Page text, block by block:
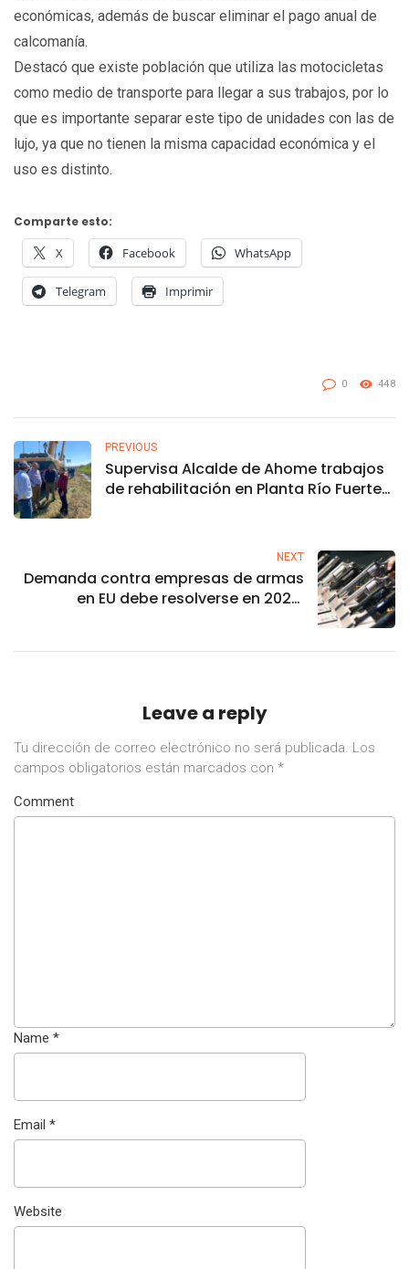
económicas, además de buscar eliminar el pago anual de
calcomanía.
Destacó que existe población que utiliza las motocicletas
como medio de transporte para llegar a sus trabajos, por lo
que es importante separar este tipo de unidades con las de
lujo, ya que no tienen la misma capacidad económica y el
uso es distinto.
Comparte esto:
X Facebook WhatsApp
Telegram Imprimir
0 448
PREVIOUS
Supervisa Alcalde de Ahome trabajos
de rehabilitación en Planta Río Fuerte
NEXT
Demanda contra empresas de armas
en EU debe resolverse en 2022:
Leave a reply
Tu dirección de correo electrónico no será publicada. Los
campos obligatorios están marcados con *
Comment
Name *
Email *
Website